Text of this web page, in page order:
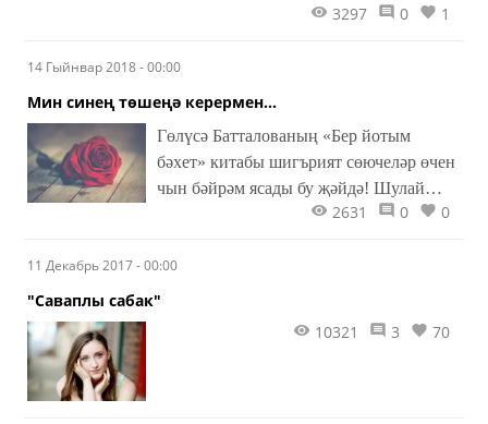
иде...» – дип язган автор бу шигыре
3297 0 1
14 Гыйнвар 2018 - 00:00
Мин синең төшеңә керермен...
Гөлүсә Батталованың «Бер йотым
бәхет» китабы шигърият сөючеләр өчен
чын бәйрәм ясады бу җәйдә! Шулай
булмыйни! Газета-журнал битләрендә
болай да яратып кабул итәләр иде бит
инде! Аны Марсель Галиев «фидаи
рухлы кызый» дип атады. «Аның өчен
2631 0 0
11 Декабрь 2017 - 00:00
"Саваплы сабак"
10321
3 70